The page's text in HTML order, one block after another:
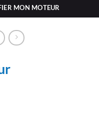
MON MOTEUR